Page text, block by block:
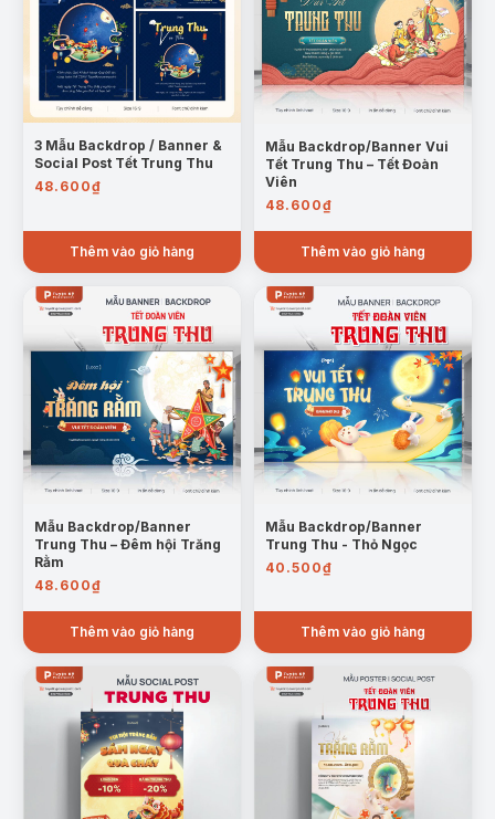
3 Mẫu Backdrop / Banner &
Social Post Tết Trung Thu
48.600₫
Thêm vào giỏ hàng
Mẫu Backdrop/Banner Vui
Tết Trung Thu – Tết Đoàn
Viên
48.600₫
Thêm vào giỏ hàng
Mẫu Backdrop/Banner
Trung Thu – Đêm hội Trăng
Rằm
48.600₫
Thêm vào giỏ hàng
Mẫu Backdrop/Banner
Trung Thu - Thỏ Ngọc
40.500₫
Thêm vào giỏ hàng